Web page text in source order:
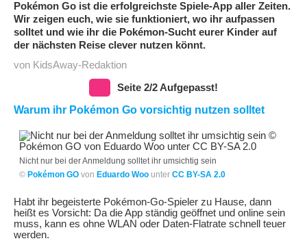
Pokémon Go ist die erfolgreichste Spiele-App aller Zeiten.
Wir zeigen euch, wie sie funktioniert, wo ihr aufpassen
solltet und wie ihr die Pokémon-Sucht eurer Kinder auf
der nächsten Reise clever nutzen könnt.
von KidsAway-Redaktion
Seite 2/2 Aufgepasst!
Warum ihr Pokémon Go vorsichtig nutzen solltet
Nicht nur bei der Anmeldung solltet ihr umsichtig sein
©Pokémon GO vonEduardo Woo unterCC BY-SA 2.0
Habt ihr begeisterte Pokémon-Go-Spieler zu Hause, dann
heißt es Vorsicht: Da die App ständig geöffnet und online sein
muss, kann es ohne WLAN oder Daten-Flatrate schnell teuer
werden.